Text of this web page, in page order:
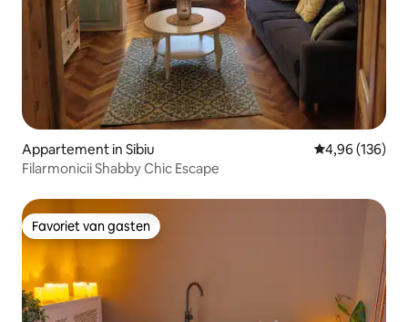
Appartement in Sibiu Gemiddelde
4,96 (136)
Filarmonicii Shabby Chic Escape
Favoriet van gasten
Favoriet van gasten